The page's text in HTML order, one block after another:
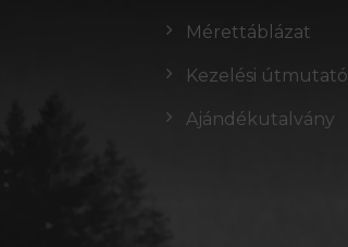
Mérettáblázat
Kezelési útmutató
Ajándékutalvány